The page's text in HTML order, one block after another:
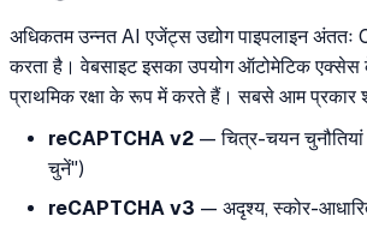
अधिकतम उन्नत AI एजेंट्स उद्योग पाइपलाइन अंततः
करता है। वेबसाइट इसका उपयोग ऑटोमेटिक
प्राथमिक रक्षा के रूप में करते हैं। सबसे आम प्रकार
reCAPTCHA v2 — चित्र-चयन
चुनें")
reCAPTCHA v3 — अदृश्य, स्कोर-